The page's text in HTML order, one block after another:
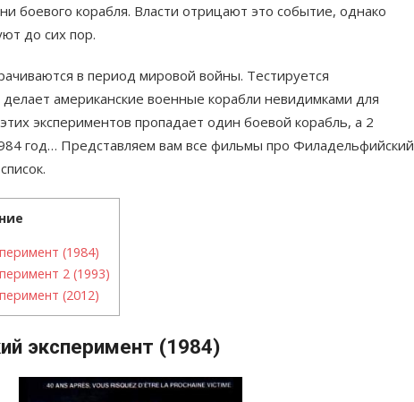
боевого корабля. Власти отрицают это событие, однако
до сих пор.
в период мировой войны. Тестируется
американские военные корабли невидимками для
экспериментов пропадает один боевой корабль, а 2
год… Представляем вам все фильмы про Филадельфийский
(1984)
2 (1993)
(2012)
эксперимент (1984)